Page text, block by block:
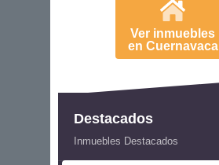
Ver inmuebles
en Cuernavaca
Destacados
Inmuebles Destacados